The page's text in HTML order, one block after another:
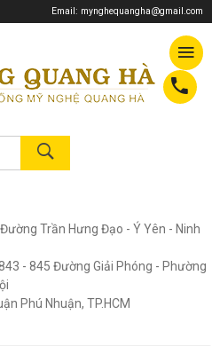
Email: mynghequangha@gmail.com
Đường Trần Hưng Đạo - Ý Yên - Ninh
- 845 Đường Giải Phóng - Phường
Phú Nhuận, TP.HCM